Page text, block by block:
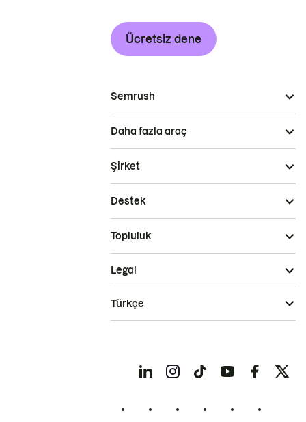
Ücretsiz dene
Semrush
Daha fazla araç
Şirket
Destek
Topluluk
Legal
Türkçe